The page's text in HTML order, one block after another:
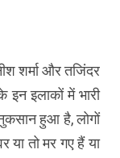
शर्मा और तजिंदर
इन इलाकों में भारी
हुआ है, लोगों
या तो मर गए हैं या